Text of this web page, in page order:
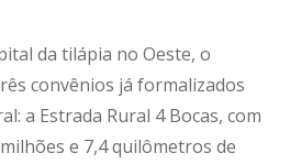
da tilápia no Oeste, o
convênios já formalizados
a Estrada Rural 4 Bocas, com
e 7,4 quilômetros de